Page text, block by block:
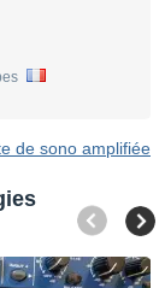
de sono amplifiée